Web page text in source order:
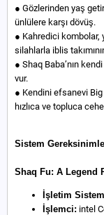
● Gözlerinden yaş
ünlülere karşı dövüş.
● Kahredici kombolar,
silahlarla iblis
● Shaq Baba’nın
vur.
● Kendini efsanevi Big
hızlıca ve topluca
Sistem
Shaq Fu: A Legend
İşletim
İşlemci: intel